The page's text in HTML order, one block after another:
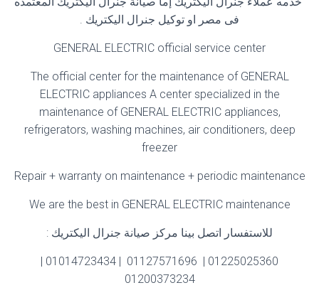
فى مصر او توكيل جنرال اليكتريك .
GENERAL ELECTRIC official service center
The official center for the maintenance of GENERAL
ELECTRIC appliances A center specialized in the
maintenance of GENERAL ELECTRIC appliances,
refrigerators, washing machines, air conditioners, deep
freezer
Repair + warranty on maintenance + periodic maintenance
We are the best in GENERAL ELECTRIC maintenance
للاستفسار اتصل بينا مركز صيانة جنرال اليكتريك :
01225025360 | 01127571696 | 01014723434 |
01200373234